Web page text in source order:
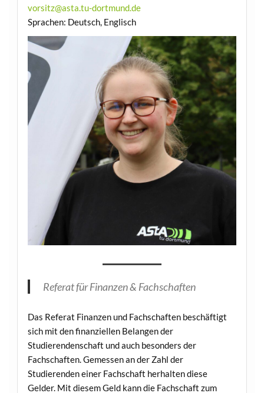
vorsitz@asta.tu-dortmund.de
Sprachen: Deutsch, Englisch
Referat für Finanzen & Fachschaften
Das Referat Finanzen und Fachschaften beschäftigt
sich mit den finanziellen Belangen der
Studierendenschaft und auch besonders der
Fachschaften. Gemessen an der Zahl der
Studierenden einer Fachschaft herhalten diese
Gelder. Mit diesem Geld kann die Fachschaft zum